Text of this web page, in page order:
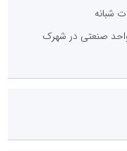
شبانه
یک واحد صنعتی در شهرک